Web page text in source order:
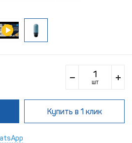
шт
Купить в 1 клик